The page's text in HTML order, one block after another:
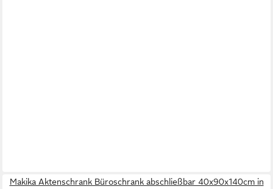
Makika Aktenschrank Büroschrank abschließbar 40x90x140cm in